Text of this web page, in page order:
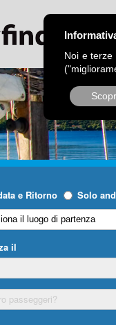
Noi e terze